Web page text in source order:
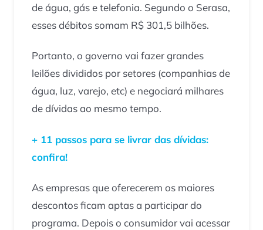
de água, gás e telefonia. Segundo o Serasa,
esses débitos somam R$ 301,5 bilhões.
Portanto, o governo vai fazer grandes
leilões divididos por setores (companhias de
água, luz, varejo, etc) e negociará milhares
de dívidas ao mesmo tempo.
+ 11 passos para se livrar das dívidas:
confira!
As empresas que oferecerem os maiores
descontos ficam aptas a participar do
programa. Depois o consumidor vai acessar